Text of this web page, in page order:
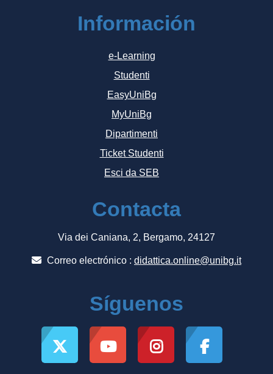
Información
e-Learning
Studenti
EasyUniBg
MyUniBg
Dipartimenti
Ticket Studenti
Esci da SEB
Contacta
Via dei Caniana, 2, Bergamo, 24127
Correo electrónico : didattica.online@unibg.it
Síguenos